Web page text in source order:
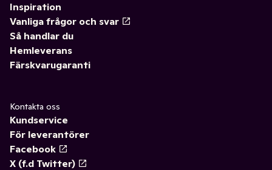
Inspiration
Vanliga frågor och svar
Så handlar du
Hemleverans
Färskvarugaranti
Kontakta oss
Kundservice
För leverantörer
Facebook
X (f.d Twitter)